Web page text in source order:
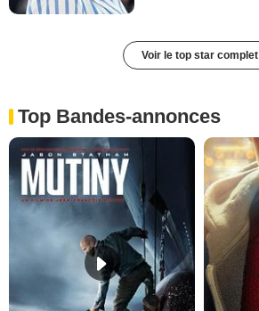
Voir le top star complet
Top Bandes-annonces